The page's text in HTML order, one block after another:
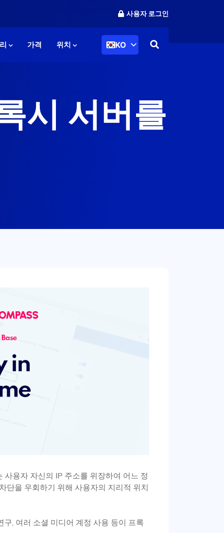
사용자 로그인
가격 위치 KO
시 서버를
용자 자신의 IP 주소를 위장하여 어느 정
단을 우회하기 위해 사용자의 지리적 위치
, 여러 소셜 미디어 계정 사용 등이 프록